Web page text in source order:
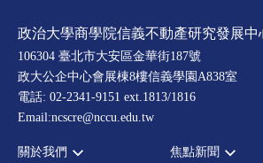
政治大學商學院信義不動產研究發展中
106304 臺北市大安區金華街187號
政大公企中心會展棟8樓信義學園A838室
電話: 02-2341-9151 ext.1813/1816
Email:ncscre@nccu.edu.tw
關於我們 焦點新聞